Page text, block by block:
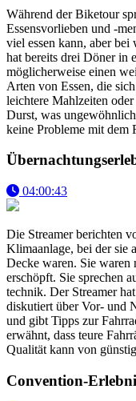
Während der Biketour
Essensvorlieben und -
viel essen kann, aber
hat bereits drei Döner in
möglicherweise einen
Arten von Essen, die
leichtere Mahlzeiten
Durst, was
keine Probleme mit dem
04:00:43
Die Streamer berichten
Klimaanlage, bei der sie
Decke waren. Sie waren
erschöpft. Sie sprechen
technik. Der Streamer
diskutiert über Vor- und
und gibt Tipps zur
erwähnt, dass teure
Qualität kann von
Convention-